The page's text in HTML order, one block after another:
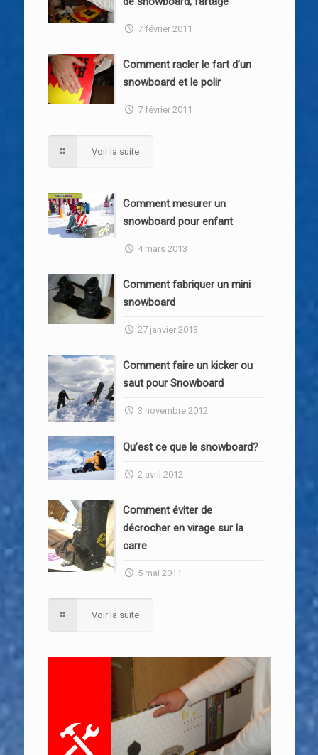
7 février 2011
Comment racler le fart d’un
snowboard et le polir
7 février 2011
Voir la suite
Comment mesurer un
snowboard pour enfant
4 mars 2013
Comment fabriquer un mini
snowboard
27 janvier 2013
Comment faire un kicker ou
saut pour Snowboard
3 novembre 2012
Qu’est ce que le snowboard?
2 avril 2012
Comment éviter de
décrocher en virage sur la
carre
5 mai 2011
Voir la suite